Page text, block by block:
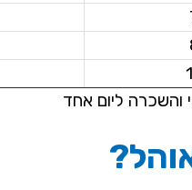
והשכרה ליום אחד